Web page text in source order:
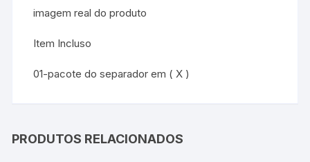
imagem real do produto
Item Incluso
01-pacote do separador em ( X )
PRODUTOS RELACIONADOS